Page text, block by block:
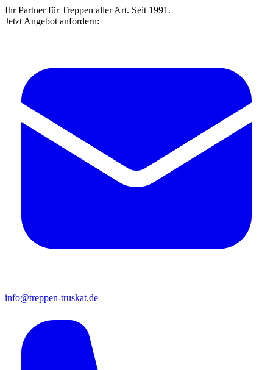
Ihr Partner für Treppen aller Art. Seit 1991.
Jetzt Angebot anfordern:
info@treppen-truskat.de